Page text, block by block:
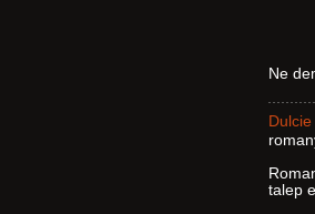
Ne
Dulcie
talep